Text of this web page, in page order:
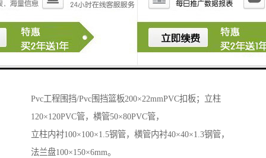
工。围挡沿线设置红灯或者隔段用安全反光锥用于夜间
警示。
制作工艺及规格：其组成部分有：篮板、立柱、横管、
立柱内衬、横管内衬、法兰盘。
Pvc工程围挡/Pvc围挡篮板200×22mmPVC扣板；立柱
120×120PVC管，横管50×80PVC管，
立柱内衬100×100×1.5钢管，横管内衬40×40×1.3钢管，
法兰盘100×150×6mm。